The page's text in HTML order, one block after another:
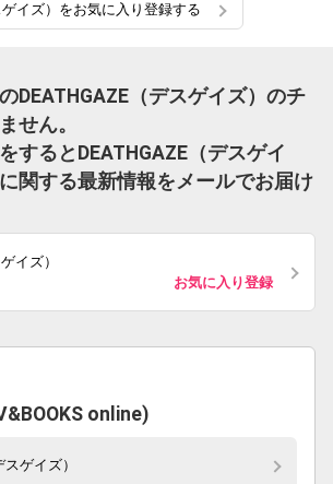
ゲイズ）をお気に入り登録する
DEATHGAZE（デスゲイズ）のチ
せん。
するとDEATHGAZE（デスゲイ
関する最新情報をメールでお届け
イズ）
お気に入り登録
online)
ゲイズ）